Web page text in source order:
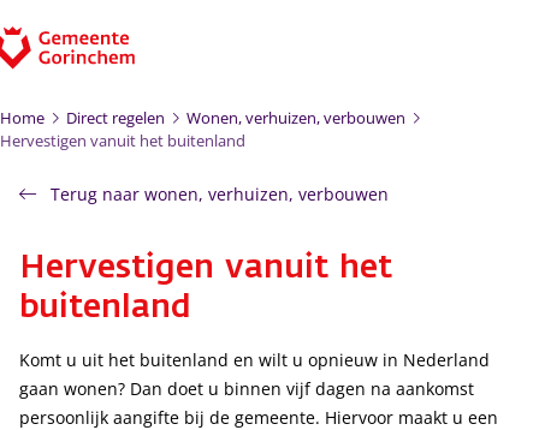
Home Direct regelen
Wonen, verhuizen, verbouwen
Hervestigen vanuit het buitenland
Terug naar wonen, verhuizen, verbouwen
Hervestigen vanuit het
buitenland
Komt u uit het buitenland en wilt u opnieuw in Nederland
gaan wonen? Dan doet u binnen vijf dagen na aankomst
persoonlijk aangifte bij de gemeente. Hiervoor maakt u een